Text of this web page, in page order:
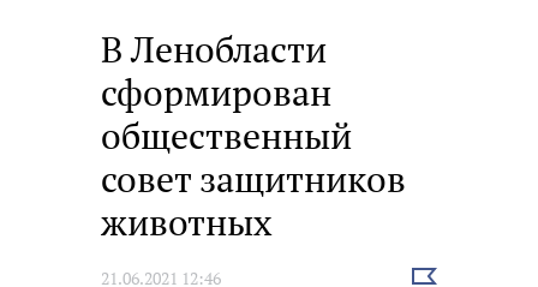
В Ленобласти
сформирован
общественный
совет защитников
животных
21.06.2021 12:46
Выбрать